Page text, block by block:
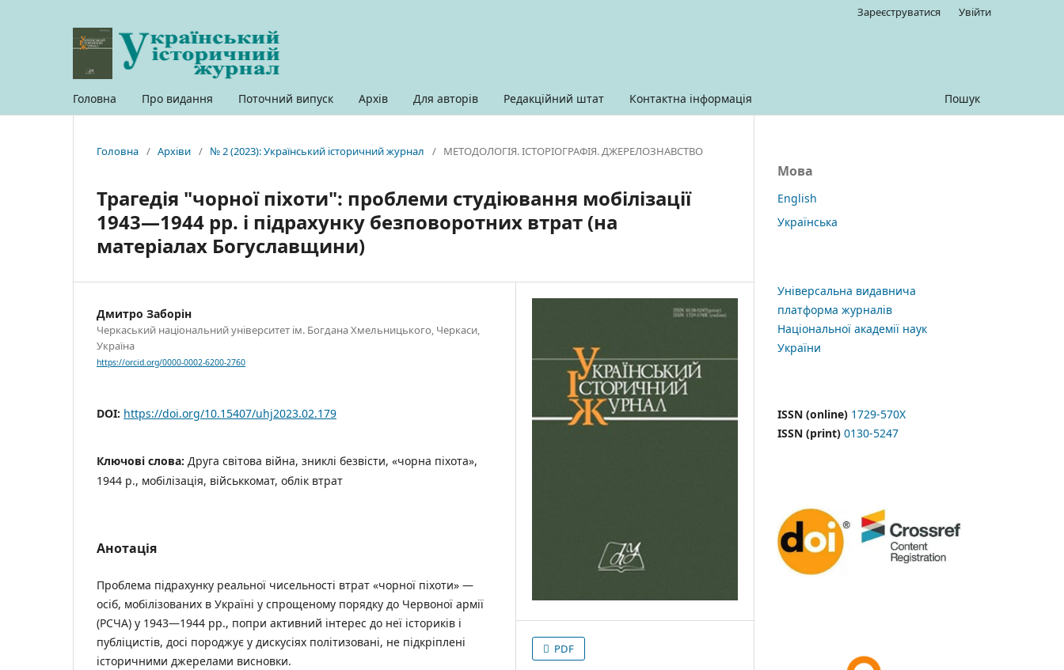
Головна Про видання Поточний випуск Архів Для авторів Редакційний штат Контактна інформація Пошук
Зареєструватися Увійти
Головна / Архіви / № 2 (2023): Український історичний журнал / МЕТОДОЛОГІЯ. ІСТОРІОГРАФІЯ. ДЖЕРЕЛОЗНАВСТВО
Трагедія "чорної піхоти": проблеми студіювання мобілізації
1943—1944 рр. і підрахунку безповоротних втрат (на
матеріалах Богуславщини)
Дмитро Заборін
Черкаський національний університет ім. Богдана Хмельницького, Черкаси,
Україна
https://orcid.org/0000-0002-6200-2760
DOI: https://doi.org/10.15407/uhj2023.02.179
Ключові слова: Друга світова війна, зниклі безвісти, «чорна піхота»,
1944 р., мобілізація, військкомат, облік втрат
Анотація
Проблема підрахунку реальної чисельності втрат «чорної піхоти» —
осіб, мобілізованих в Україні у спрощеному порядку до Червоної армії
(РСЧА) у 1943—1944 рр., попри активний інтерес до неї істориків і
публіцистів, досі породжує у дискусіях політизовані, не підкріплені
історичними джерелами висновки.
PDF
Мова
English
Українська
Універсальна видавнича
платформа журналів
Національної академії наук
України
ISSN (online) 1729-570X
ISSN (print) 0130-5247